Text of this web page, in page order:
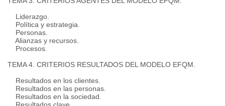
Liderazgo.
Política y estrategia.
Personas.
Alianzas y recursos.
Procesos.
TEMA 4. CRITERIOS RESULTADOS DEL MODELO EFQM.
Resultados en los clientes.
Resultados en las personas.
Resultados en la sociedad.